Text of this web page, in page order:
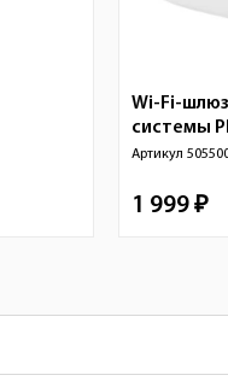
Wi-Fi-
системы
Артикул
1 999 ₽